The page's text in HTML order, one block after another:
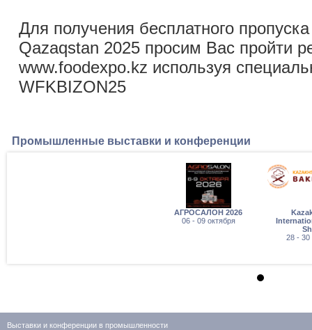
Для получения бесплатного
Qazaqstan 2025 просим Вас пройти
www.foodexpo.kz используя
WFKBIZON25
Промышленные выставки и конференции
АГРОСАЛОН 2026
06 - 09 октября
28 - 30
Выставки и конференции в промышленности